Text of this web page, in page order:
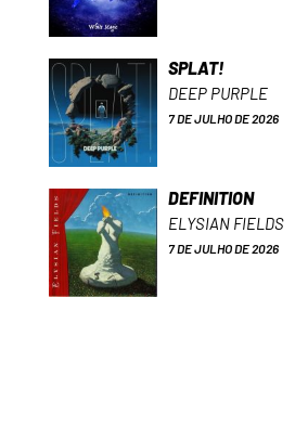
SPLAT!
DEEP PURPLE
7 DE JULHO DE 2026
DEFINITION
ELYSIAN FIELDS
7 DE JULHO DE 2026